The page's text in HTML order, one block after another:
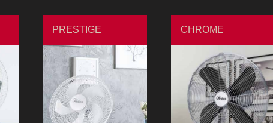
PRESTIGE CHROME